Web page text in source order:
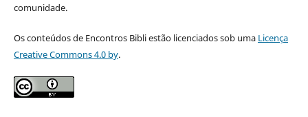
comunidade.
Os conteúdos de Encontros Bibli estão licenciados sob uma Licença
Creative Commons 4.0 by.